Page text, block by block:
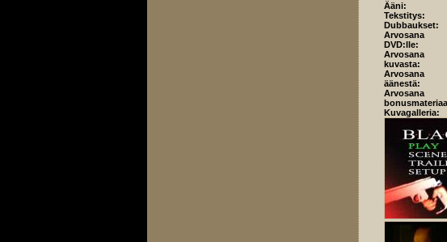
Ääni:
Tekstitys:
Dubbaukset:
Arvosana
DVD:lle:
Arvosana
kuvasta:
Arvosana
äänestä:
Arvosana
Kuvagalleria: